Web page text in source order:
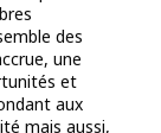
des
une
et
aux
mais aussi,